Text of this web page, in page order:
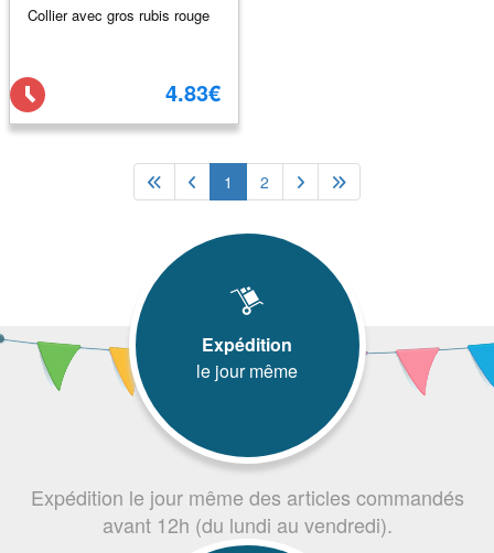
Collier avec gros rubis rouge
4.83€
1 2
Expédition
le jour même
Expédition le jour même des articles commandés
avant 12h (du lundi au vendredi).